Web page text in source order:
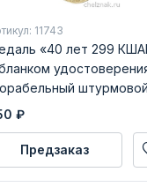
11743
«40 лет 299
полк)
₽
Предзаказ